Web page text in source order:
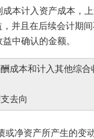
计入资产成本，上
并且在后续会计期
中确认的金额。
成本和计入其他综
去向
净资产所产生的变